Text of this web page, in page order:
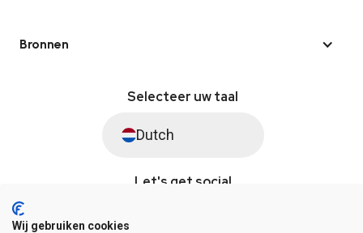
Bronnen
Selecteer uw taal
Dutch
Let's get social
Wij gebruiken cookies